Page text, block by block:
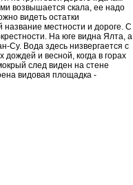
возвышается скала, ее надо
видеть остатки
местности и дороге. С
На юге видна Ялта, а
Су. Вода здесь низвергается с
и весной, когда в горах
след виден на стене
видовая площадка -